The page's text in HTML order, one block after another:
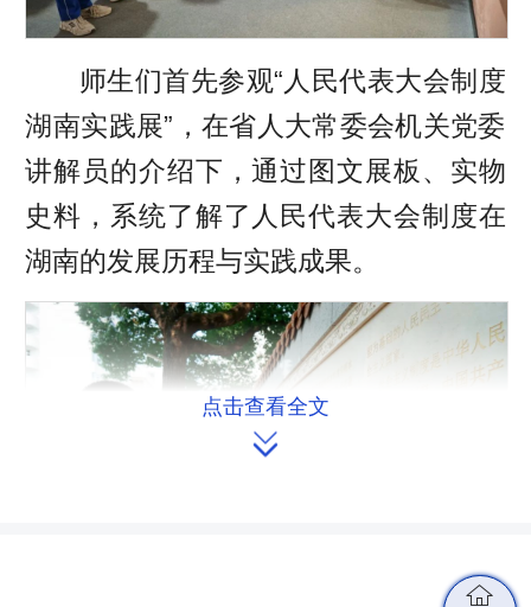
师生们首先参观“人民代表大会制度
湖南实践展”，在省人大常委会机关党委
讲解员的介绍下，通过图文展板、实物
史料，系统了解了人民代表大会制度在
湖南的发展历程与实践成果。
点击查看全文
